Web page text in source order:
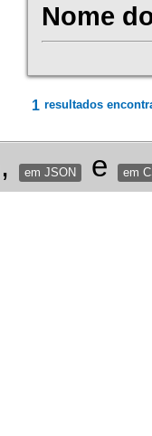
Nome
1 resultados
, em JSON e em